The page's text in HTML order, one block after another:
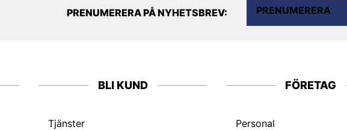
PRENUMERERA PÅ NYHETSBREV: PRENUMERERA
BLI KUND
Tjänster
FÖRETAG
Personal